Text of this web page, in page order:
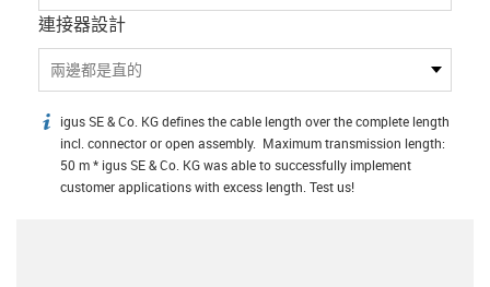
連接器設計
兩邊都是直的
igus-icon-info
igus SE & Co. KG defines the cable length over the complete length
incl. connector or open assembly. Maximum transmission length:
50 m * igus SE & Co. KG was able to successfully implement
customer applications with excess length. Test us!